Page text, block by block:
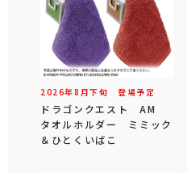
2026年8 月下旬 登場予定
ドラゴンクエスト AM
タオルホルダー ミミック
＆ひとくいばこ